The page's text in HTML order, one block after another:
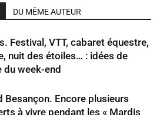
DU MÊME AUTEUR
Festival, VTT, cabaret équestre,
nuit des étoiles… : idées de
du week-end
Besançon. Encore plusieurs
à vivre pendant les « Mardis